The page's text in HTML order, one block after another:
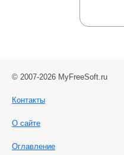
© 2007-2026 MyFreeSoft.ru
Контакты
О сайте
Оглавление